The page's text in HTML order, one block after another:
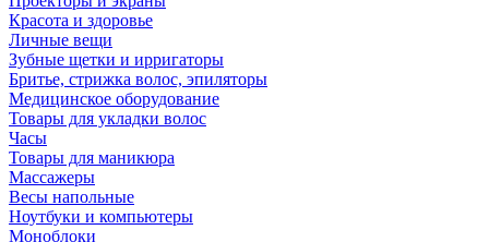
Красота и здоровье
Личные вещи
Зубные щетки и ирригаторы
Бритье, стрижка волос, эпиляторы
Медицинское оборудование
Товары для укладки волос
Часы
Товары для маникюра
Массажеры
Весы напольные
Ноутбуки и компьютеры
Моноблоки